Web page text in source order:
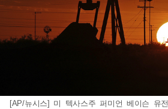
[AP/뉴시스] 미 텍사스주 퍼미언 베이슨 유전